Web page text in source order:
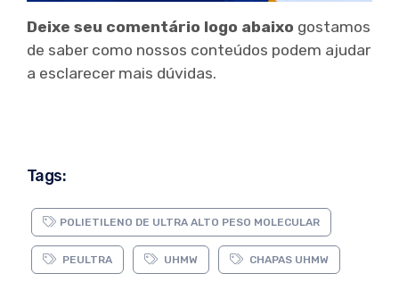
Deixe seu comentário logo abaixo gostamos
de saber como nossos conteúdos podem ajudar
a esclarecer mais dúvidas.
Tags:
POLIETILENO DE ULTRA ALTO PESO MOLECULAR
PEULTRA UHMW CHAPAS UHMW